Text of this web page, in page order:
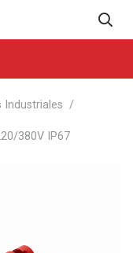
Industriales /
380V IP67